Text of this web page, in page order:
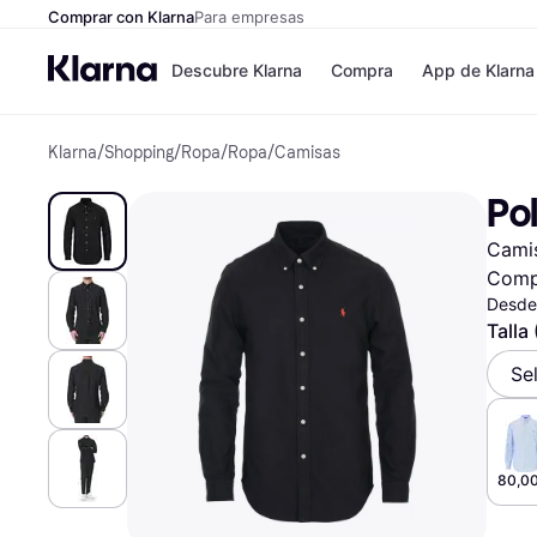
Comprar con KlarnaPara empresas
Descubre Klarna
Paga ahora
Paga en 3 plazos
Paga en 30 días
Financiación
Klarna en Apple
Compra
Zalando
JD Sports
Directorio de
App de Klarna
Klarna/Shopping/Ropa/Ropa/Camisas
Talla